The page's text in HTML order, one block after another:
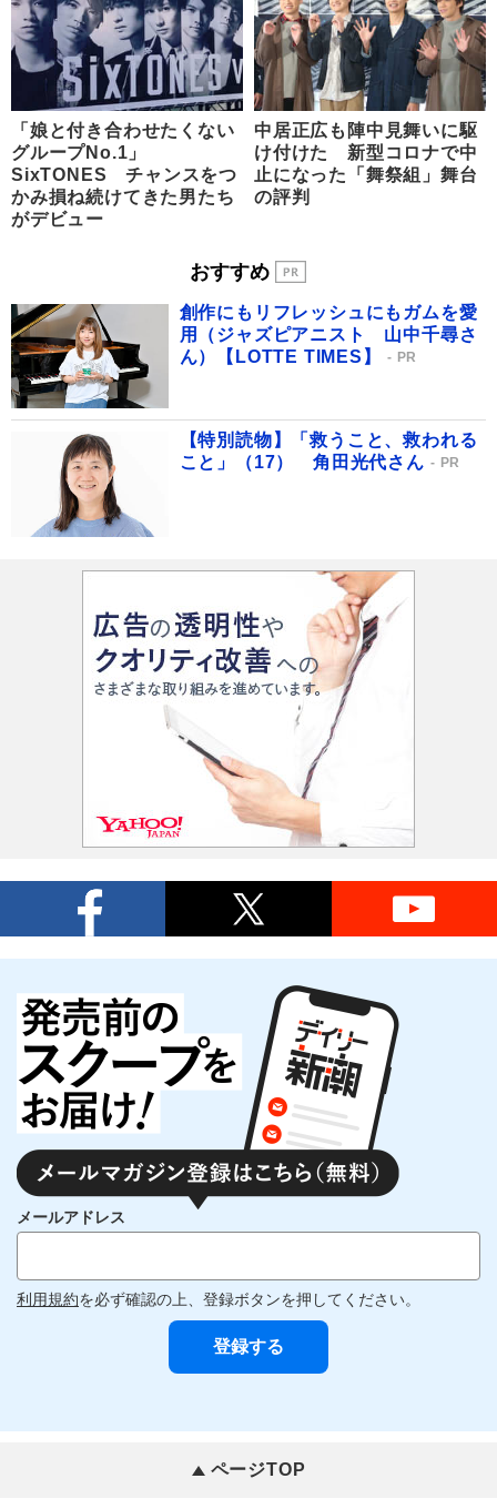
「娘と付き合わせたくない
グループNo.1」
SixTONES チャンスをつ
かみ損ね続けてきた男たち
がデビュー
中居正広も陣中見舞いに駆
け付けた 新型コロナで中
止になった「舞祭組」舞台
の評判
おすすめ
創作にもリフレッシュにもガムを愛
用（ジャズピアニスト 山中千尋さ
ん）【LOTTE TIMES】
PR
【特別読物】「救うこと、救われる
こと」（17） 角田光代さん
PR
メールアドレス
利用規約を必ず確認の上、登録ボタンを押してください。
ページTOP